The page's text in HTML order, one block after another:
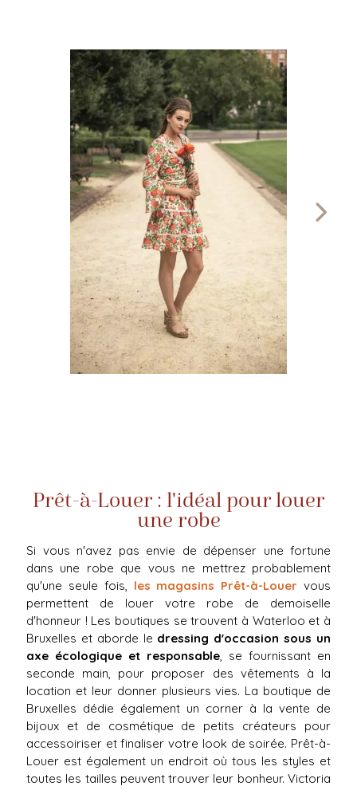
Prêt-à-Louer : l'idéal pour louer
une robe
Si vous n'avez pas envie de dépenser une fortune
dans une robe que vous ne mettrez probablement
qu'une seule fois, les magasins Prêt-à-Louer vous
permettent de louer votre robe de demoiselle
d'honneur ! Les boutiques se trouvent à Waterloo et à
Bruxelles et aborde le dressing d'occasion sous un
axe écologique et responsable, se fournissant en
seconde main, pour proposer des vêtements à la
location et leur donner plusieurs vies. La boutique de
Bruxelles dédie également un corner à la vente de
bijoux et de cosmétique de petits créateurs pour
accessoiriser et finaliser votre look de soirée. Prêt-à-
Louer est également un endroit où tous les styles et
toutes les tailles peuvent trouver leur bonheur. Victoria